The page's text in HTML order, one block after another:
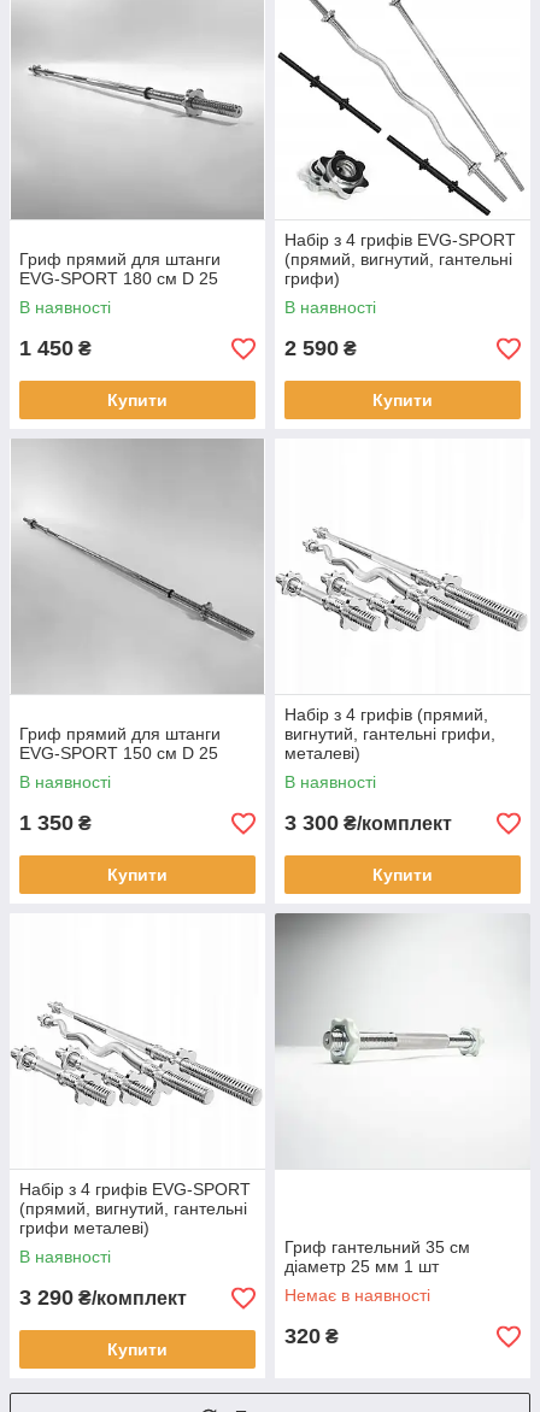
Гриф прямий для штанги
EVG-SPORT 180 см D 25
В наявності
1 450 ₴
Купити
Набір з 4 грифів EVG-SPORT
(прямий, вигнутий, гантельні
грифи)
В наявності
2 590 ₴
Купити
Гриф прямий для штанги
EVG-SPORT 150 см D 25
В наявності
1 350 ₴
Купити
Набір з 4 грифів (прямий,
вигнутий, гантельні грифи,
металеві)
В наявності
3 300 ₴/комплект
Купити
Набір з 4 грифів EVG-SPORT
(прямий, вигнутий, гантельні
грифи металеві)
В наявності
3 290 ₴/комплект
Купити
Гриф гантельний 35 см
діаметр 25 мм 1 шт
Немає в наявності
320 ₴